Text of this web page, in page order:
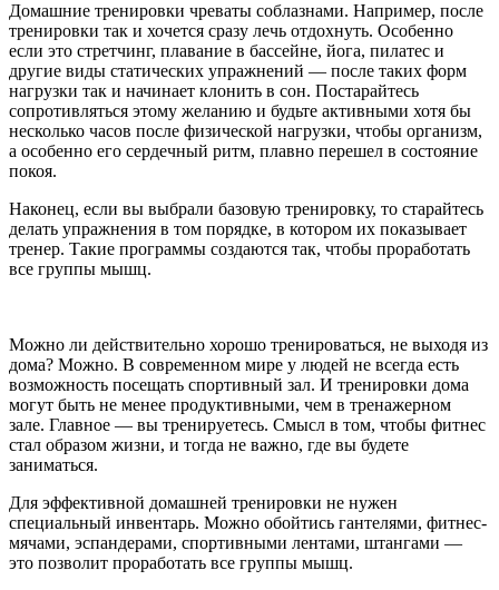
Домашние тренировки чреваты соблазнами. Например, после
тренировки так и хочется сразу лечь отдохнуть. Особенно
если это стретчинг, плавание в бассейне, йога, пилатес и
другие виды статических упражнений — после таких форм
нагрузки так и начинает клонить в сон. Постарайтесь
сопротивляться этому желанию и будьте активными хотя бы
несколько часов после физической нагрузки, чтобы организм,
а особенно его сердечный ритм, плавно перешел в состояние
покоя.
Наконец, если вы выбрали базовую тренировку, то старайтесь
делать упражнения в том порядке, в котором их показывает
тренер. Такие программы создаются так, чтобы проработать
все группы мышц.
Можно ли действительно хорошо тренироваться, не выходя из
дома? Можно. В современном мире у людей не всегда есть
возможность посещать спортивный зал. И тренировки дома
могут быть не менее продуктивными, чем в тренажерном
зале. Главное — вы тренируетесь. Смысл в том, чтобы фитнес
стал образом жизни, и тогда не важно, где вы будете
заниматься.
Для эффективной домашней тренировки не нужен
специальный инвентарь. Можно обойтись гантелями, фитнес-
мячами, эспандерами, спортивными лентами, штангами —
это позволит проработать все группы мышц.